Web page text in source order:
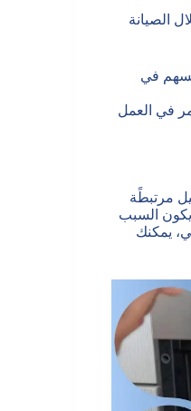
الصيانة
في
في العمل
مرتبطًة
السبب
يمكنك